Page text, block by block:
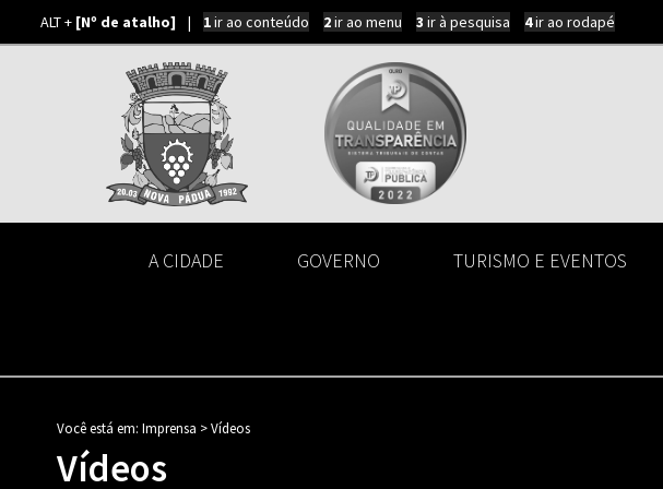
ALT + [Nº de atalho] | 1ir ao conteúdo 2ir ao menu 3 ir à pesquisa 4ir ao rodapé
A CIDADE GOVERNO TURISMO E EVENTOS
Você está em: Imprensa >Vídeos
Vídeos